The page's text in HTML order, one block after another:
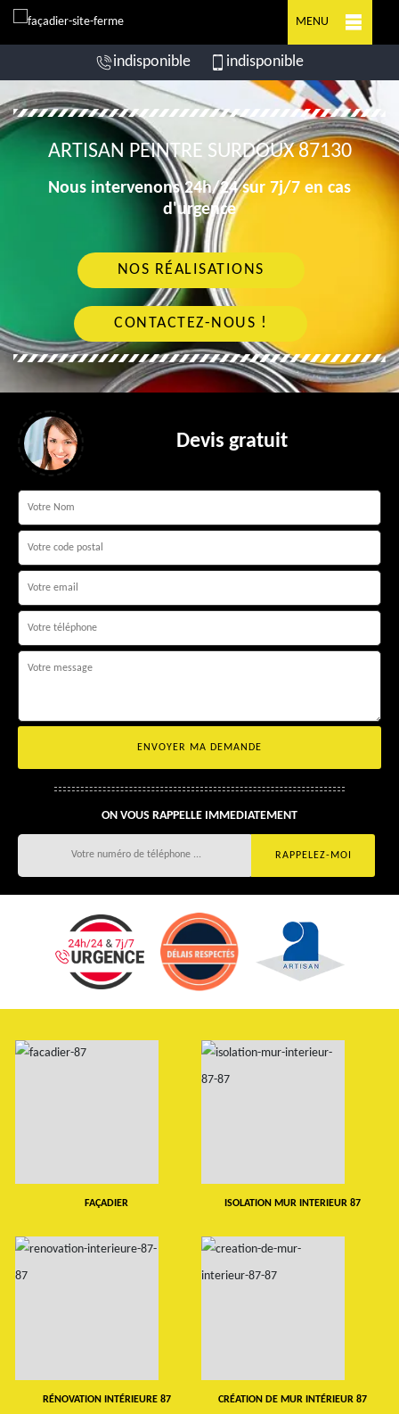
MENU
indisponible indisponible
ARTISAN PEINTRE SURDOUX 87130
Nous intervenons 24h/24 sur 7j/7 en cas
d'urgence
NOS RÉALISATIONS
CONTACTEZ-NOUS !
Devis gratuit
ON VOUS RAPPELLE IMMEDIATEMENT
FAÇADIER ISOLATION MUR INTERIEUR 87
RÉNOVATION INTÉRIEURE 87 CRÉATION DE MUR INTÉRIEUR 87